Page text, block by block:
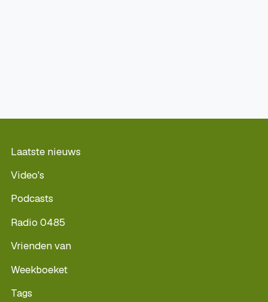
Laatste nieuws
Video's
Podcasts
Radio 0485
Vrienden van
Weekboeket
Tags